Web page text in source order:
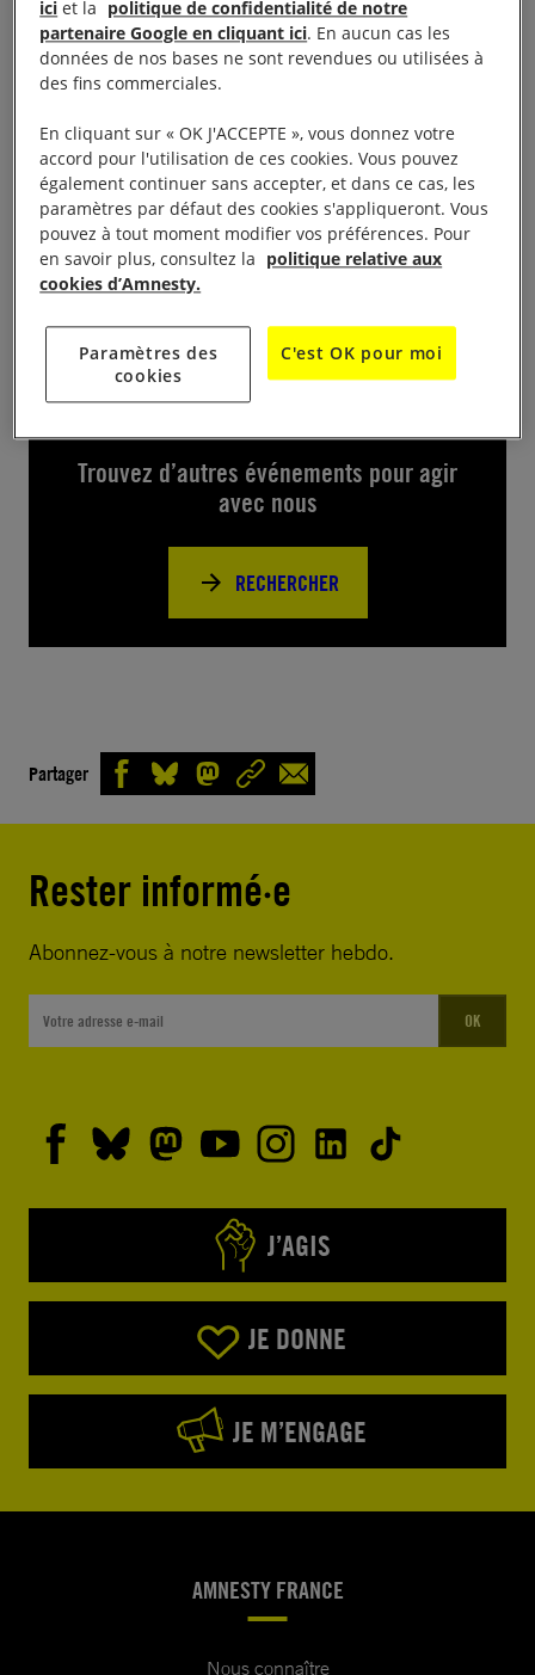
de signatures et d’informations sur la place
principale d’Auch, du 22 au 25 juin de 10h à 12h,
tout près du marché et de la foire aux livres
organisée par Amnesty International Auch, Gers.
Près de chez vous
Trouvez d’autres événements pour agir
avec nous
RECHERCHER
Partager
Rester informé·e
Abonnez-vous à notre newsletter hebdo.
OK
J’AGIS
JE DONNE
JE M’ENGAGE
AMNESTY FRANCE
Nous connaître
ici et la politique de confidentialité de notre
partenaire Google en cliquant ici. En aucun cas les
données de nos bases ne sont revendues ou utilisées à
des fins commerciales.
En cliquant sur « OK J'ACCEPTE », vous donnez votre
accord pour l'utilisation de ces cookies. Vous pouvez
également continuer sans accepter, et dans ce cas, les
paramètres par défaut des cookies s'appliqueront. Vous
pouvez à tout moment modifier vos préférences. Pour
en savoir plus, consultez la politique relative aux
cookies d’Amnesty.
Paramètres des
cookies
C'est OK pour moi